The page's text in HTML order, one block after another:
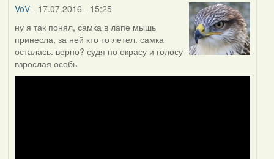
VoV- 17.07.2016 - 15:25
ну я так понял, самка в лапе мышь
принесла, за ней кто то летел. самка
осталась. верно? судя по окрасу и голосу -
взрослая особь